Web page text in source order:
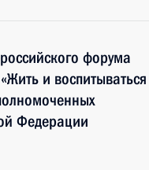
форума
и воспитываться
Федерации